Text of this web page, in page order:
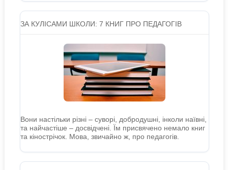
ЗА КУЛІСАМИ ШКОЛИ: 7 КНИГ ПРО ПЕДАГОГІВ
Вони настільки різні – суворі, добродушні, інколи наївні,
та найчастіше – досвідчені. Їм присвячено немало книг
та кінострічок. Мова, звичайно ж, про педагогів.